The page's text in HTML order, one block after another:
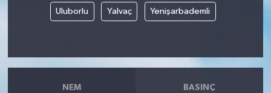
Uluborlu Yalvaç Yenişarbademli
NEM BASINÇ